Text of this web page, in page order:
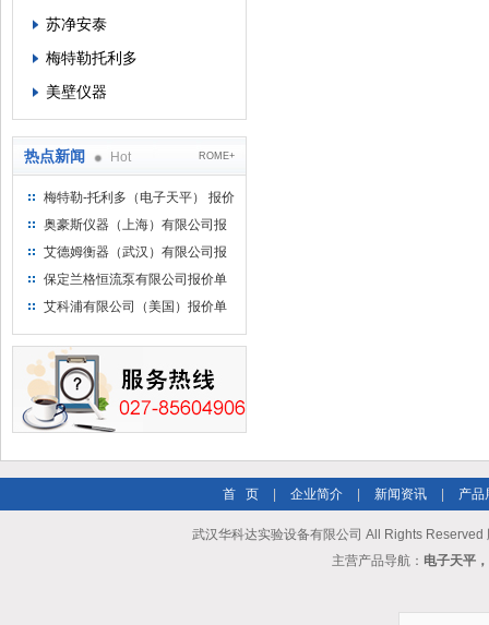
苏净安泰
梅特勒托利多
美壁仪器
热点新闻 Hot ROME+
梅特勒-托利多（电子天平） 报价
单
奥豪斯仪器（上海）有限公司报
价单
艾德姆衡器（武汉）有限公司报
价单
保定兰格恒流泵有限公司报价单
艾科浦有限公司（美国）报价单
首 页 企业简介 新闻资讯 产品
武汉华科达实验设备有限公司 All Rights Reserved
主营产品导航： 电子天平